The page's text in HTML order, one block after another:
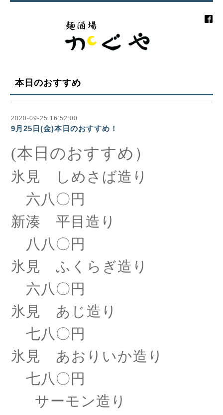
本日のおすすめ
2020-09-25 16:52:00
9月25日(金)本日のおすすめ！
(本日のおすすめ）
氷見 しめさば造り
六八〇円
新湊 平目造り
八八〇円
氷見 ふくらぎ造り
六八〇円
氷見 あじ造り
七八〇円
氷見 あおりいか造り
七八〇円
サーモン造り